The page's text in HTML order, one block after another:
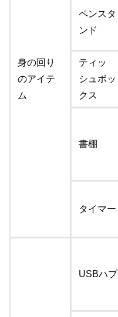
身の回り
のアイテ
ム
ペンスタ
ンド
ティッ
シュボッ
クス
書棚
タイマー
USBハブ